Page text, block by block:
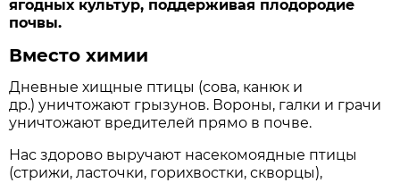
ягодных культур, поддерживая плодородие
почвы.
Вместо химии
Дневные хищные птицы (сова, канюк и
др.) уничтожают грызунов. Вороны, галки и грачи
уничтожают вредителей прямо в почве.
Нас здорово выручают насекомоядные птицы
(стрижи, ласточки, горихвостки, скворцы),